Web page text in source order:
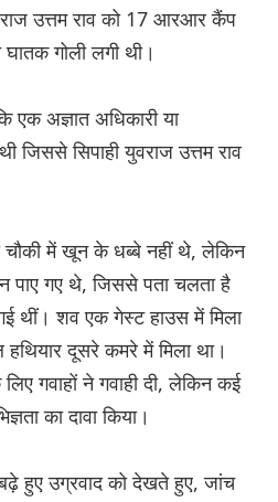
उत्तम राव को 17 आरआर कैंप
गोली लगी थी।
एक अज्ञात अधिकारी या
जिससे सिपाही युवराज उत्तम राव
चौकी में खून के धब्बे नहीं थे, लेकिन
पाए गए थे, जिससे पता चलता है
थीं। शव एक गेस्ट हाउस में मिला
दूसरे कमरे में मिला था।
गवाहों ने गवाही दी, लेकिन कई
का दावा किया।
हुए उग्रवाद को देखते हुए, जांच